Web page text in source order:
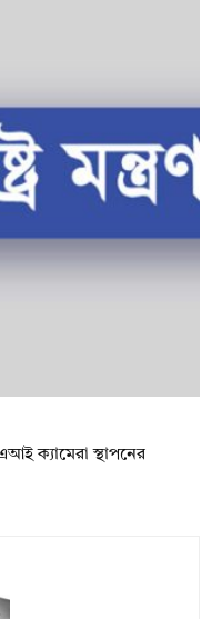
ক্যামেরা স্থাপনের